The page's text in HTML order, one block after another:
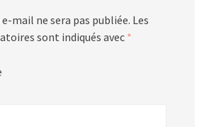
mail ne sera pas publiée. Les
sont indiqués avec *